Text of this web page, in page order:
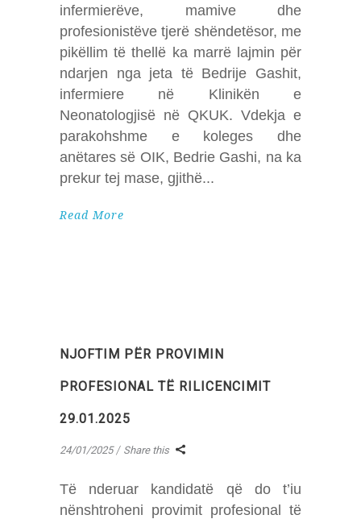
infermierëve, mamive dhe
profesionistëve tjerë shëndetësor, me
pikëllim të thellë ka marrë lajmin për
ndarjen nga jeta të Bedrije Gashit,
infermiere në Klinikën e
Neonatologjisë në QKUK. Vdekja e
parakohshme e koleges dhe
anëtares së OIK, Bedrie Gashi, na ka
prekur tej mase, gjithë
Read More
NJOFTIM PËR PROVIMIN
PROFESIONAL TË RILICENCIMIT
29.01.2025
24/01/2025 Share this
Të nderuar kandidatë që do t’iu
nënshtroheni provimit profesional të